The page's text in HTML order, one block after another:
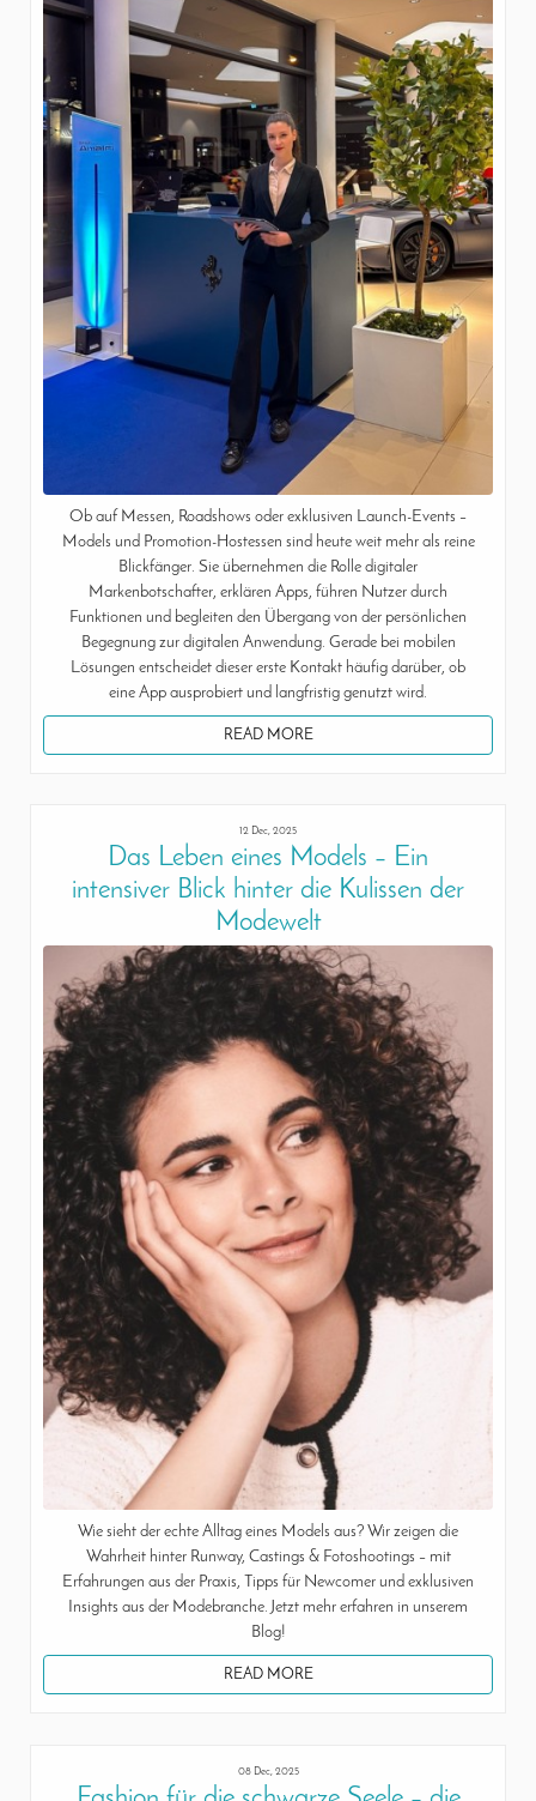
Ob auf Messen, Roadshows oder exklusiven Launch-Events –
Models und Promotion-Hostessen sind heute weit mehr als reine
Blickfänger. Sie übernehmen die Rolle digitaler
Markenbotschafter, erklären Apps, führen Nutzer durch
Funktionen und begleiten den Übergang von der persönlichen
Begegnung zur digitalen Anwendung. Gerade bei mobilen
Lösungen entscheidet dieser erste Kontakt häufig darüber, ob
eine App ausprobiert und langfristig genutzt wird.
READ MORE
12 Dec, 2025
Das Leben eines Models – Ein
intensiver Blick hinter die Kulissen der
Modewelt
Wie sieht der echte Alltag eines Models aus? Wir zeigen die
Wahrheit hinter Runway, Castings & Fotoshootings – mit
Erfahrungen aus der Praxis, Tipps für Newcomer und exklusiven
Insights aus der Modebranche. Jetzt mehr erfahren in unserem
Blog!
READ MORE
08 Dec, 2025